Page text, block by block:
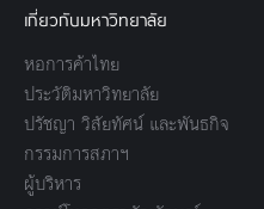
เกี่ยวกับมหาวิทยาลัย
หอการค้าไทย
ประวัติมหาวิทยาลัย
ปรัชญา วิสัยทัศน์ และพันธกิจ
กรรมการสภาฯ
ผู้บริหาร